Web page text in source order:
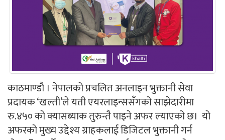
काठमाण्डौ । नेपालको प्रचलित अनलाइन भुक्तानी सेवा
प्रदायक ‘खल्ती’ले यती एयरलाइन्ससँगको साझेदारीमा
रु.४५० को क्यासब्याक तुरुन्तै पाइने अफर ल्याएको छ। यो
अफरको मुख्य उद्देश्य ग्राहकलाई डिजिटल भुक्तानी गर्न